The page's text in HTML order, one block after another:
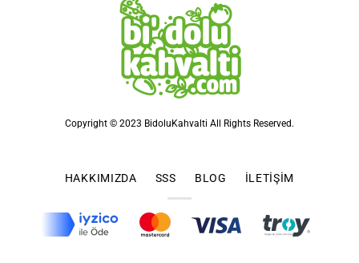
Copyright © 2023 BidoluKahvalti All Rights Reserved.
HAKKIMIZDA SSS BLOG İLETIŞIM